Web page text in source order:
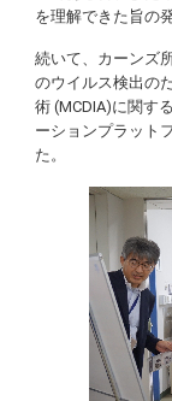
を理解できた旨の
続いて、カーンズ
のウイルス検出の
術 (MCDIA)に関す
ーションプラット
た。